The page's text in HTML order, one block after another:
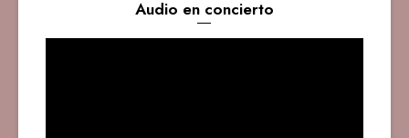
Audio en concierto